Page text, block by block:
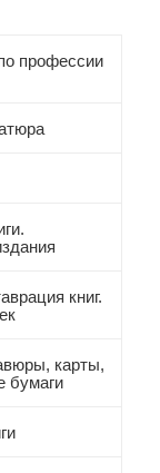
профессии
книг.
карты,
бумаги